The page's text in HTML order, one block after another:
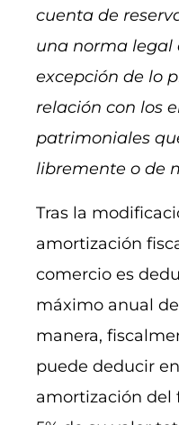
cuenta de
una norma legal
excepción de lo
relación con los
patrimoniales
libremente o de
Tras la
amortización
comercio es
máximo anual
manera,
puede deducir
amortización del